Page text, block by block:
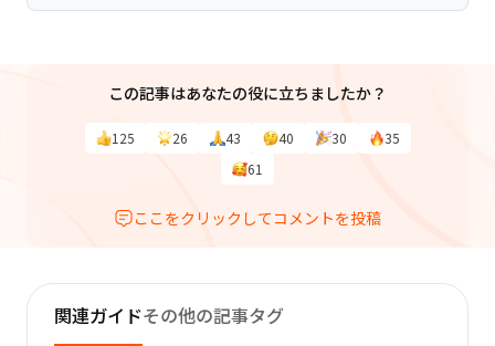
この記事はあなたの役に立ちましたか？
125 26 43 40 30
35
61
ここをクリックしてコメントを投稿
関連ガイドその他の記事タグ